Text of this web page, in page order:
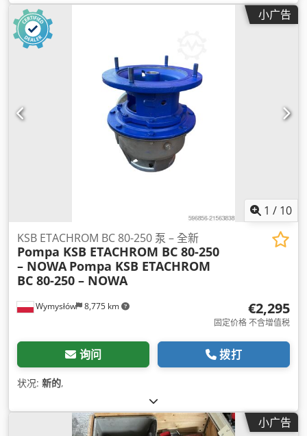
小广告
1 / 10
Wymysłów 8,775 km
KSB ETACHROM BC 80-250 泵 – 全新
Pompa KSB ETACHROM BC 80-250
– NOWA Pompa KSB ETACHROM
BC 80-250 – NOWA
€2,295
固定价格 不含增值税
询问 拨打
状况: 新的,
小广告